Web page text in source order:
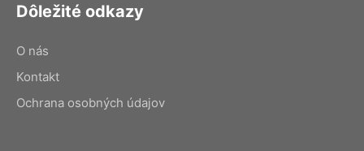
Dôležité odkazy
O nás
Kontakt
Ochrana osobných údajov